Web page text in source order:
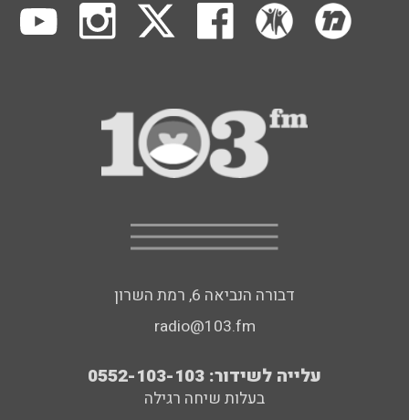
דבורה הנביאה 6, רמת השרון
radio@103.fm
עלייה לשידור: 0552-103-103
בעלות שיחה רגילה